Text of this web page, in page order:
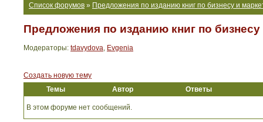
Список форумов » Предложения по изданию книг по бизнесу и
Предложения по изданию книг по бизнесу
Модераторы: tdavydova, Evgenia
Создать новую тему
Темы
Автор Ответы
В этом форуме нет сообщений.